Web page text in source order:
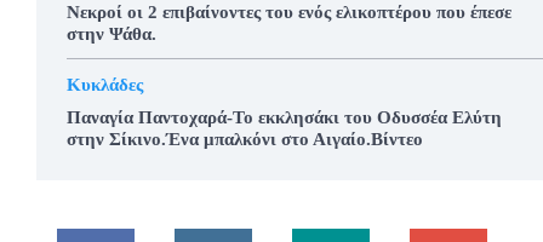
Νεκροί οι 2 επιβαίνοντες του ενός ελικοπτέρου που έπεσε
στην Ψάθα.
Κυκλάδες
Παναγία Παντοχαρά-Το εκκλησάκι του Οδυσσέα Ελύτη
στην Σίκινο.Ένα μπαλκόνι στο Αιγαίο.Βίντεο